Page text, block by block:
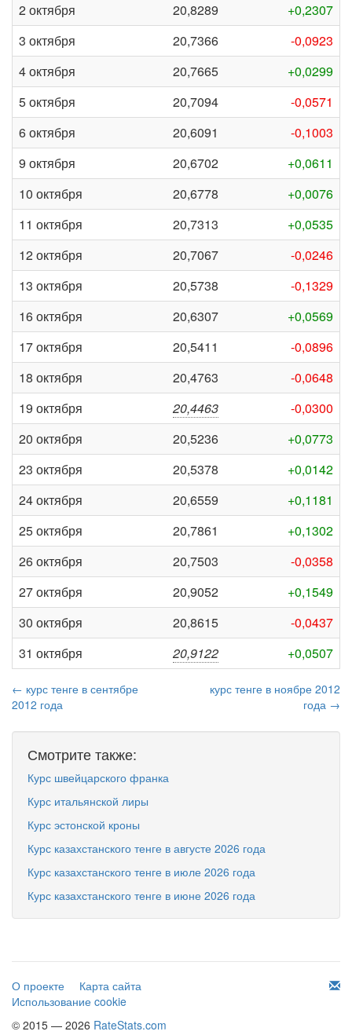
2 октября 20,8289
+0,2307
3 октября
20,7366
-0,0923
4 октября
20,7665
+0,0299
5 октября
20,7094
-0,0571
6 октября
20,6091
-0,1003
9 октября
20,6702
+0,0611
10 октября
20,6778
+0,0076
11 октября
20,7313
+0,0535
12 октября
20,7067
-0,0246
13 октября
20,5738
-0,1329
16 октября
20,6307
+0,0569
17 октября
20,5411
-0,0896
18 октября
20,4763
-0,0648
19 октября
20,4463
-0,0300
20 октября
20,5236
+0,0773
23 октября
20,5378
+0,0142
24 октября
20,6559
+0,1181
25 октября
20,7861
+0,1302
26 октября
20,7503
-0,0358
27 октября
20,9052
+0,1549
30 октября
20,8615
-0,0437
31 октября
20,9122 +0,0507
← курс тенге в сентябре
2012 года
курс тенге в ноябре 2012
года →
Смотрите также:
Курс швейцарского франка
Курс итальянской лиры
Курс эстонской кроны
Курс казахстанского тенге в августе 2026 года
Курс казахстанского тенге в июле 2026 года
Курс казахстанского тенге в июне 2026 года
О проекте
Карта сайта
Использование cookie
© 2015 — 2026 RateStats.com